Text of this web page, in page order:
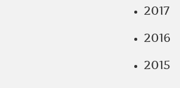
2017
2016
2015